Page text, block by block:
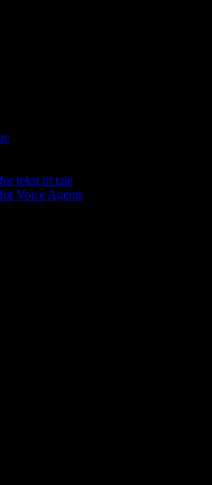
tekst til tale
Voice Agents